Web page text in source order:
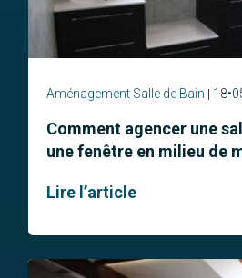
Aménagement Salle de Bain
Comment agencer une
une fenêtre en milieu de
Lire l’article